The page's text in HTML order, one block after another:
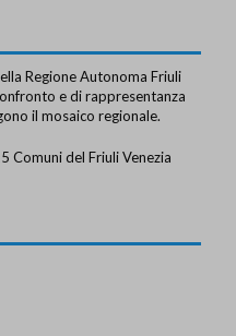
Regione Autonoma Friuli
e di rappresentanza
il mosaico regionale.
Comuni del Friuli Venezia